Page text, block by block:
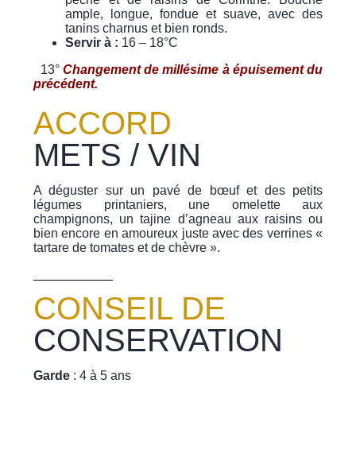
ample, longue, fondue et suave, avec des
tanins charnus et bien ronds.
Servir à : 16 – 18°C
13° Changement de millésime à épuisement du
précédent.
ACCORD
METS / VIN
A déguster sur un pavé de bœuf et des petits
légumes printaniers, une omelette aux
champignons, un tajine d’agneau aux raisins ou
bien encore en amoureux juste avec des verrines «
tartare de tomates et de chèvre ».
CONSEIL DE
CONSERVATION
Garde : 4 à 5 ans